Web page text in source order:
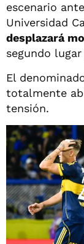
escenario
Universidad
desplazará
segundo
El
totalmente
tensión.